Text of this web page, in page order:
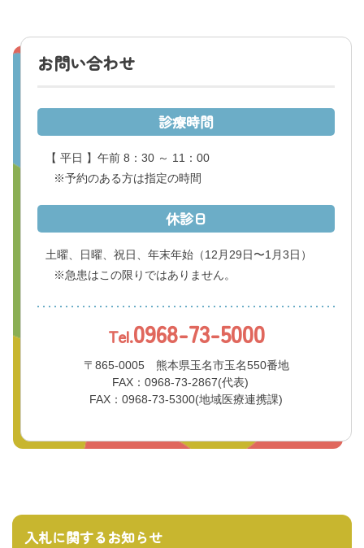
お問い合わせ
診療時間
【 平日 】午前 8：30 ～ 11：00
※予約のある方は指定の時間
休診日
土曜、日曜、祝日、年末年始 （12月29日〜1月3日）
※急患はこの限りではありません。
Tel.0968-73-5000
〒865-0005 熊本県玉名市玉名550番地
FAX：0968-73-2867(代表)
FAX：0968-73-5300(地域医療連携課)
入札に関するお知らせ